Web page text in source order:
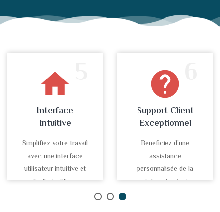
home
Interface
Intuitive
Simplifiez votre travail
avec une interface
utilisateur intuitive et
facile à utiliser.
help
Support Client
Exceptionnel
Bénéficiez d'une
assistance
personnalisée de la
part de notre équipe